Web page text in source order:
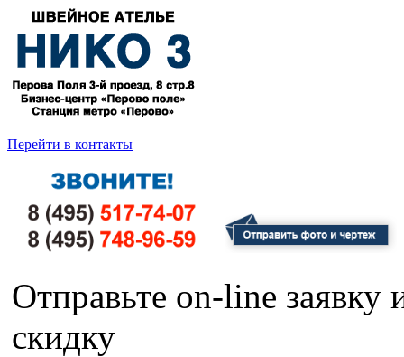
Перейти в контакты
Отправьте on-line
скидку